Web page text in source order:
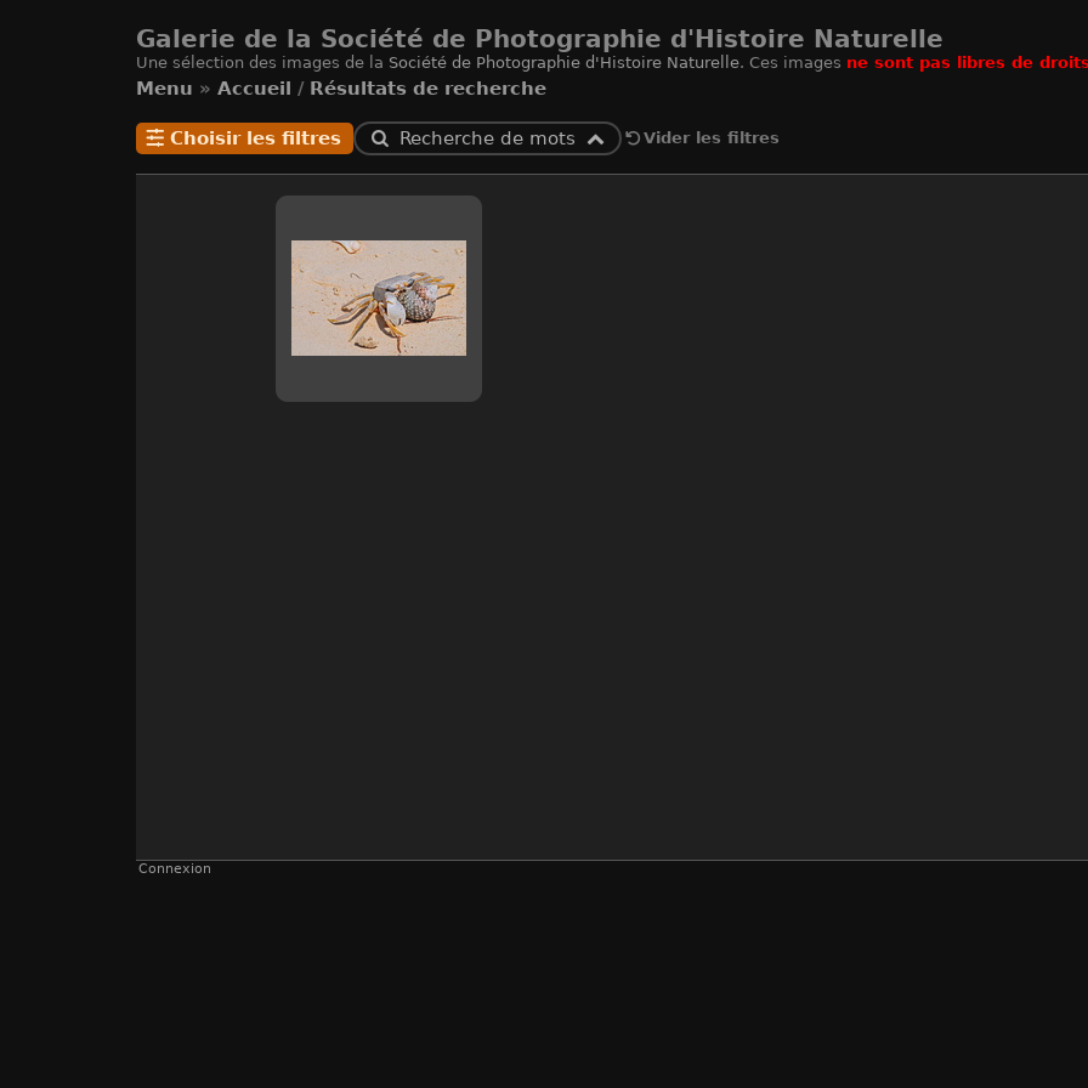
Galerie de la Société de Photographie d'Histoire Naturelle
Une sélection des images de la Société de Photographie d'Histoire Naturelle. Ces images ne sont pas libres de droits
Menu » Accueil / Résultats de recherche
Choisir les filtres Recherche de mots Vider les filtres
Connexion